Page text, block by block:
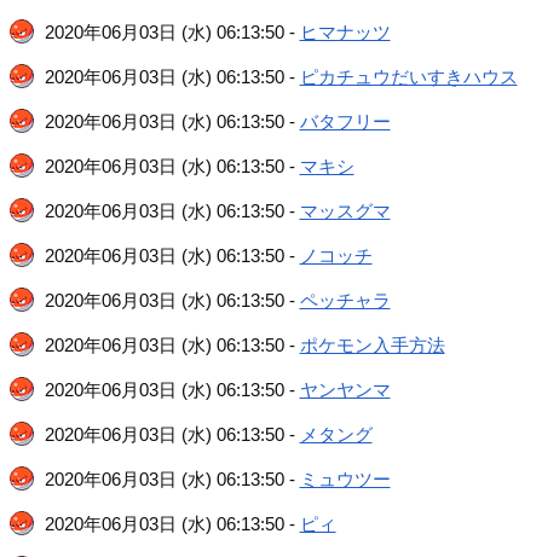
2020年06月03日 (水) 06:13:50 - ヒマナッツ
2020年06月03日 (水) 06:13:50 - ピカチュウだいすきハウス
2020年06月03日 (水) 06:13:50 - バタフリー
2020年06月03日 (水) 06:13:50 - マキシ
2020年06月03日 (水) 06:13:50 - マッスグマ
2020年06月03日 (水) 06:13:50 - ノコッチ
2020年06月03日 (水) 06:13:50 - ペッチャラ
2020年06月03日 (水) 06:13:50 - ポケモン入手方法
2020年06月03日 (水) 06:13:50 - ヤンヤンマ
2020年06月03日 (水) 06:13:50 - メタング
2020年06月03日 (水) 06:13:50 - ミュウツー
2020年06月03日 (水) 06:13:50 - ピィ